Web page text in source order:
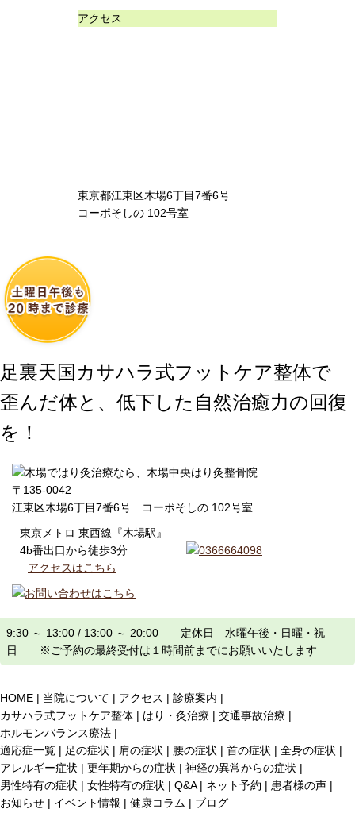
アクセス
東京都江東区木場6丁目7番6号
コーポそしの 102号室
足裏天国カサハラ式フットケア整体で
歪んだ体と、低下した自然治癒力の回復
を！
〒135-0042
江東区木場6丁目7番6号 コーポそしの 102号室
東京メトロ 東西線『木場駅』
4b番出口から徒歩3分
アクセスはこちら
9:30 ～ 13:00 / 13:00 ～ 20:00 定休日 水曜午後・日曜・祝
日 ※ご予約の最終受付は１時間前までにお願いいたします
HOME 当院について アクセス
診療案内
カサハラ式フットケア整体
はり・灸治療
交通事故治療
ホルモンバランス療法
適応症一覧
足の症状 肩の症状 腰の症状 首の症状
全身の症状
アレルギー症状
更年期からの症状
神経の異常からの症状
男性特有の症状
女性特有の症状 Q&A ネット予約
患者様の声
お知らせ
イベント情報 健康コラム ブログ